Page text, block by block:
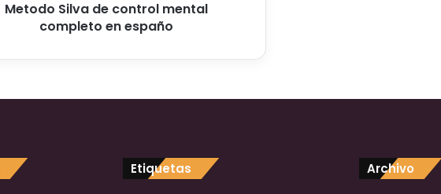
Metodo Silva de control mental
completo en españo
Etiquetas Archivo